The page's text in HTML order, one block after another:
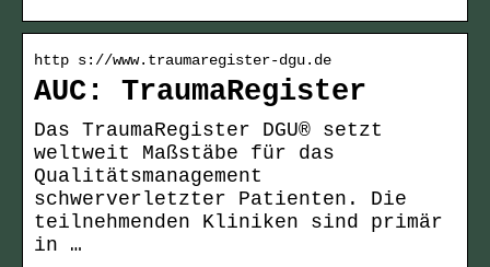
http s://www.traumaregister-dgu.de
AUC: TraumaRegister
Das TraumaRegister DGU® setzt
weltweit Maßstäbe für das
Qualitätsmanagement
schwerverletzter Patienten. Die
teilnehmenden Kliniken sind primär
in …